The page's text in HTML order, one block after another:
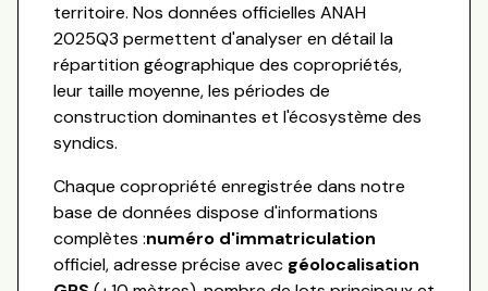
territoire. Nos données officielles ANAH
2025Q3 permettent d'analyser en détail la
répartition géographique des copropriétés,
leur taille moyenne, les périodes de
construction dominantes et l'écosystème des
syndics.
Chaque copropriété enregistrée dans notre
base de données dispose d'informations
complètes :numéro d'immatriculation
officiel, adresse précise avec géolocalisation